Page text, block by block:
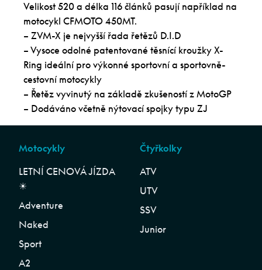
Velikost 520 a délka 116 článků pasují například na
motocykl CFMOTO 450MT.
– ZVM-X je nejvyšší řada řetězů D.I.D
– Vysoce odolné patentované těsnící kroužky X-
Ring ideální pro výkonné sportovní a sportovně-
cestovní motocykly
– Řetěz vyvinutý na základě zkušeností z MotoGP
– Dodáváno včetně nýtovací spojky typu ZJ
Motocykly
LETNÍ CENOVÁ JÍZDA
☀︎
Adventure
Naked
Sport
A2
Čtyřkolky
ATV
UTV
SSV
Junior